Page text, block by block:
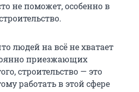
не поможет, особенно в
людей на всё не хватает
приезжающих
строительство — это
работать в этой сфере